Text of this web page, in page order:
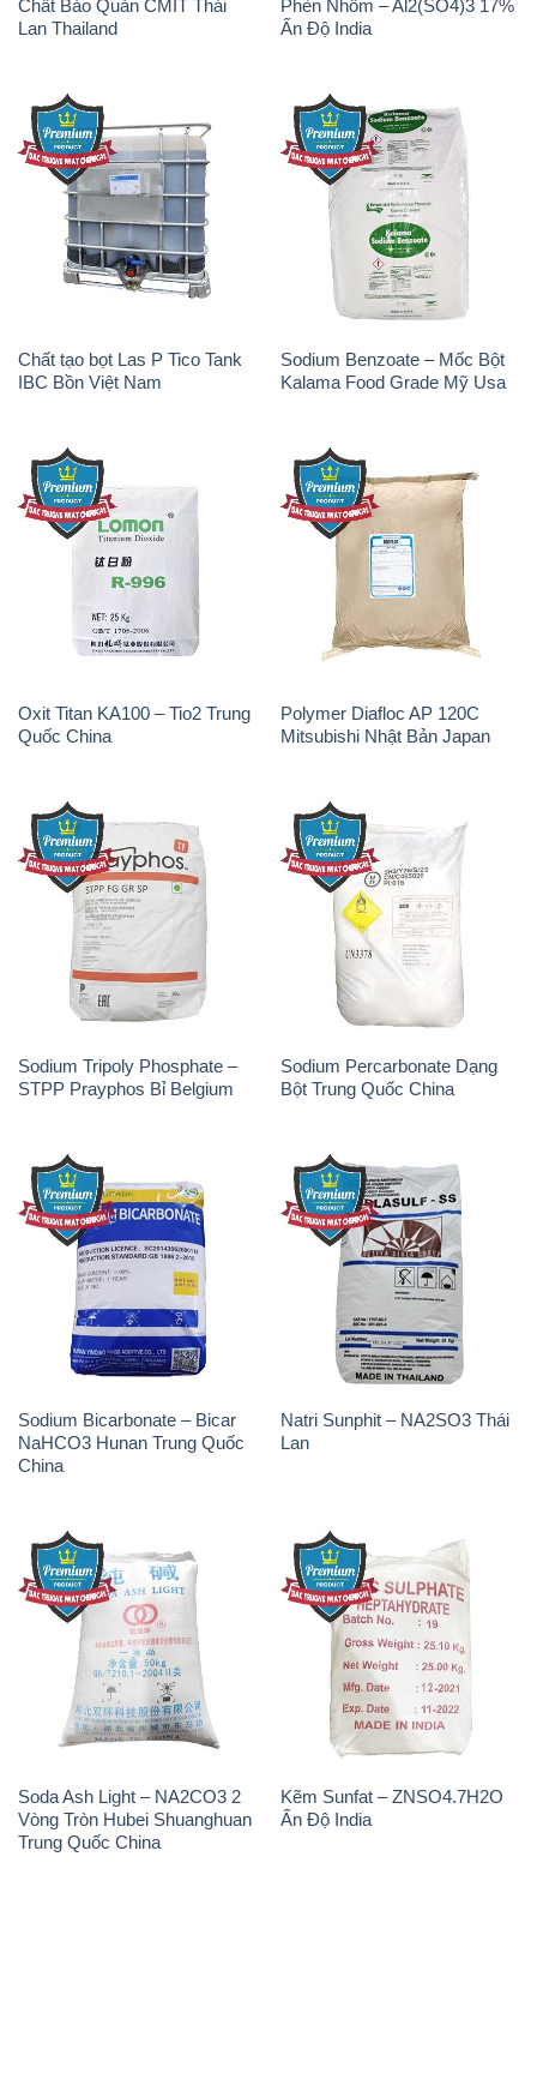
Chất Bảo Quản CMIT Thái
Lan Thailand
Phèn Nhôm – Al2(SO4)3 17%
Ấn Độ India
Chất tạo bọt Las P Tico Tank
IBC Bồn Việt Nam
Sodium Benzoate – Mốc Bột
Kalama Food Grade Mỹ Usa
Oxit Titan KA100 – Tio2 Trung
Quốc China
Polymer Diafloc AP 120C
Mitsubishi Nhật Bản Japan
Sodium Tripoly Phosphate –
STPP Prayphos Bỉ Belgium
Sodium Percarbonate Dạng
Bột Trung Quốc China
Sodium Bicarbonate – Bicar
NaHCO3 Hunan Trung Quốc
China
Natri Sunphit – NA2SO3 Thái
Lan
Soda Ash Light – NA2CO3 2
Vòng Tròn Hubei Shuanghuan
Trung Quốc China
Kẽm Sunfat – ZNSO4.7H2O
Ấn Độ India